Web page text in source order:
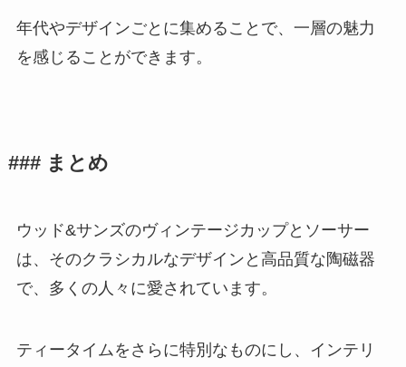
年代やデザインごとに集めることで、一層の魅力
を感じることができます。
### まとめ
ウッド&サンズのヴィンテージカップとソーサー
は、そのクラシカルなデザインと高品質な陶磁器
で、多くの人々に愛されています。
ティータイムをさらに特別なものにし、インテリ